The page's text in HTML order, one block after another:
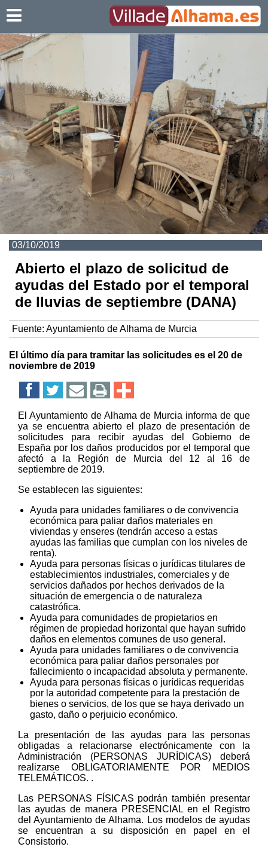
03/10/2019
Abierto el plazo de solicitud de
ayudas del Estado por el temporal
de lluvias de septiembre (DANA)
Fuente: Ayuntamiento de Alhama de Murcia
El último día para tramitar las solicitudes es el 20 de
noviembre de 2019
El Ayuntamiento de Alhama de Murcia informa de que
ya se encuentra abierto el plazo de presentación de
solicitudes para recibir ayudas del Gobierno de
España por los daños producidos por el temporal que
afectó a la Región de Murcia del 12 al 16 de
septiembre de 2019.
Se establecen las siguientes:
Ayuda para unidades familiares o de convivencia
económica para paliar daños materiales en
viviendas y enseres (tendrán acceso a estas
ayudas las familias que cumplan con los niveles de
renta).
Ayuda para personas físicas o jurídicas titulares de
establecimientos industriales, comerciales y de
servicios dañados por hechos derivados de la
situación de emergencia o de naturaleza
catastrófica.
Ayuda para comunidades de propietarios en
régimen de propiedad horizontal que hayan sufrido
daños en elementos comunes de uso general.
Ayuda para unidades familiares o de convivencia
económica para paliar daños personales por
fallecimiento o incapacidad absoluta y permanente.
Ayuda para personas físicas o jurídicas requeridas
por la autoridad competente para la prestación de
bienes o servicios, de los que se haya derivado un
gasto, daño o perjuicio económico.
La presentación de las ayudas para las personas
obligadas a relacionarse electrónicamente con la
Administración (PERSONAS JURÍDICAS) deberá
realizarse OBLIGATORIAMENTE POR MEDIOS
TELEMÁTICOS. .
Las PERSONAS FÍSICAS podrán también presentar
las ayudas de manera PRESENCIAL en el Registro
del Ayuntamiento de Alhama. Los modelos de ayudas
se encuentran a su disposición en papel en el
Consistorio.